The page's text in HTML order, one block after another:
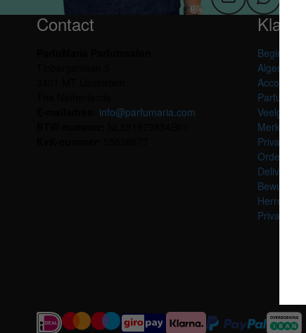
Contact
info@parfumaria.com
Beginpagina
Algemene
Account
Merken
Private
Orderinfo
Herroeping